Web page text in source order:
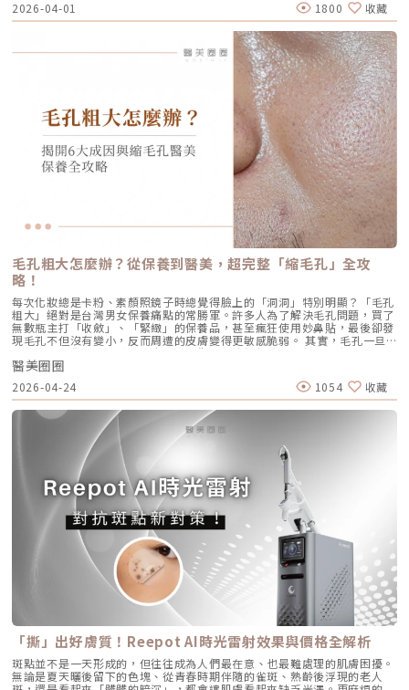
成三次療程後，可促進皮膚彈力蛋白的新生，但其成分會在體內逐漸代謝，
約在施打後28天開始減少。儘管如此，Profhilo所啟動的生物刺激作用能持
續約3個月左右。隨著時間流逝，皮膚的保濕度與細胞活化功能會逐漸降
低，肌膚質感可能回復至治療前的狀態。加上年齡增長與環境壓力，皮膚細
胞活力下降，因此建議每3至4個月進行一次補打，持續激活肌膚，維持年輕
健康。一項針對40至65歲受試者的研究顯示，接受兩次Profhilo注射（間
隔30天）後，在1個月與4個月的評估中，皮膚彈性與保濕度均有顯著提
升，且效果可維持至少4個月。受試者自我評估亦反映皺紋減少、肌膚更緊
緻，印證持續治療的重要性。（參考來源：Sparavigna et al., 2022）璞
菲洛療程前後注意事項術前： 停止服用抗凝血藥物（如阿斯匹靈、維他命
E） 治療當天避免化妝、飲酒 保持作息規律，避免熬夜與重度壓力術後：
24小時內避免按摩施打部位 三天內避免劇烈運動與三溫暖 一週內避免臉部
熱敷與刺激性護膚產品 建議加強保濕、防曬，幫助效果延長璞菲洛副作用
與風險Profhilo屬於非交聯玻尿酸，不含化學交聯劑，生物相容性極佳，副
作用相對少。常見輕微反應包括： 注射處短暫腫脹、微紅 局部輕微瘀青
（數日內可自行消退） 極少數人可能會有輕微搔癢或壓痛感，通常在數天
內緩解※ 選擇合法診所與原廠授權產品，是避免療程風險最關鍵的因素。
為什麼 Profhilo 成為新一代醫美趨勢？隨著醫美觀念的演變，越來越多人
追求自然、柔和的改善效果，不希望臉部看起來僵硬或過度膨脹。Profhilo
與傳統填充型療程最大的不同，在於它獨特的「重建」式作用。Profhilo
並非單純地填補，而是將高濃度玻尿酸均勻分布於肌膚真皮層，從底層刺激
膠原蛋白與彈力蛋白新生，啟動肌膚的自我修復能力，讓效果柔和自然，能
有效降低傳統填充物可能帶來的異物感，也更貼近肌膚自然老化的邏輯。此
外，Profhilo 完美契合了當前醫美市場「微侵入式」與「預防型保養」的
趨勢。它填補了日常保養品與侵入式手術之間的空缺，不需像肉毒桿菌那樣
限制表情，也不需要像手術拉皮那樣漫長的恢復期。對於生活忙碌、注重效
率的現代人來說，這讓它更容易被接受，成為許多人延緩老化、提升膚質的
首選。臨床案例分享以下為原廠提供的實際案例，透過Profhilo逆時針療
程，觀察治療前後肌膚狀態的變化，供大家參考了解療程效果。璞菲洛
Profhilo常見Q&AQ1：PROFHILO和水光療程有什麼差別？ 水光著重在肌
膚表層補水，讓皮膚變得水嫩透亮；而PROFHILO作用層次更深，不只補
水，還能活化膠原蛋白、彈力蛋白等細胞修復，提升整體彈性與緊緻度。它
的特點是透過穩定擴散來刺激肌膚自我修復，不靠刺激或破壞，適合想全面
改善膚況的人。Q2：可以和電波、音波等療程搭配嗎？ 可與電波、音波等
療程搭配使用，建議間隔約兩週，具體施打順序與時間需由醫師評估。電
波、音波術後可加速肌膚修復並延長效果，但需等皮膚完全降溫後再進行
Profhilo療程。施打前請務必諮詢醫師，遵從專業建議安排療程。Q3：璞
菲洛每年需要打幾次？ 一個完整療程通常包含三次施打，前兩次相隔約一
個月，第三次則可在四到六個月後進行。視個人膚況與需求，也可安排後續
加強療程，以延續效果。Q4：頸紋、手部老化也能打嗎？ 可以。Profhilo
在頸部與手背同樣有良好表現，能改善乾紋與鬆弛，是全方位肌膚重建療
程。Q5：是否適合所有膚質？ 大多數人皆可接受，但孕婦、哺乳中女性與
對玻尿酸過敏者不建議施打。Q6：哪些人適合做Profhilo？需要幾歲才能
做？Profhilo適合有初期老化、乾燥或鬆弛困擾的人，通常建議從30歲以後
就可以評估施作。特別推薦給希望改善膚況，又不想讓五官改變或產生膨脹
感的人。Q7：施打Profhilo會很痛嗎？會不會腫？需要修復期嗎？療程過
程簡單快速，使用極細針在臉部五個特定位點注射，疼痛感輕微。少數人會
有暫時性紅腫或小腫塊，通常幾小時內可自然消退，不會影響日常活動。
Q8：Profhilo成分天然嗎？會不會引起過敏？Profhilo採用高純度、非動
物來源的玻尿酸，不含常見交聯劑成分，安全性高，過敏反應發生機率非常
低，並獲得歐盟CE安全認證。Profhilo璞菲洛是突破傳統玻尿酸觀念的療
程，不以填充為主，而是提升肌膚自癒力與膚質的「逆時針保養」新選擇。
如果你渴望不影響生活的微創保養，並希望從根本改善膚質，Profhilo 絕
對值得你列入考量。在選擇療程前，務必諮詢專業醫師，評估自身膚況與適
痛，是真的嗎？」這是許多客人心中的陰影。的確，第一代美國音波因其能
量輸出極為強悍扎實，對某些痛感較敏感的客人來說確實是一大挑戰。但
Ultherapy Prime（美音二代）在 2026 年能被醫美圈推崇，關鍵就在於它
大幅優化了「舒適度」。3.1 減痛技術的優化美音二代優化了能量輸出的波
型與頻率，使熱能釋放更加穩定均勻。在臨床操作中，我發現客人的耐受度
顯著提升，不再需要像早期那樣「痛到想哭」。 見效時間：治療當下因組
織受熱收縮，會有 10-20% 的即時拉提感。真正的巔峰效果會在術後 2–3
個月，隨著膠原蛋白的大量新生，輪廓會日益清晰。 維持時間：在規律的
生活作息下，一次優良的治療效果可維持 12–18 個月。四、 蔡醫師的減齡
處方箋：美音二代的精準佈點很多診所標榜「破千條」的音波，但我始終堅
持：條數不是越多越好，精準度才是關鍵。過多的能量可能造成脂肪萎縮
（臉凹），過少則無感。在辰美學，我會根據每一位客人的臉型厚薄、鬆弛
程度，規劃專屬的能量地圖。以下是 2026 年我常用的建議處方： 施作區
更好的「精緻度」，我常會建議在音波拉提後，搭配再生針（瑞德喜）進行
外輪廓的固定，或是以「混合式填充」補足流失的骨架支撐。這種「由內拉
提、由外固定」的複合思維，才是現代抗老的趨勢。五、 2026 醫美行情與
避坑建議當妳搜尋「美國音波二代價格」時，會發現市場行情落差很大。身
為醫師，我必須提醒大家，費用背後包含的是原廠探頭成本、儀器維護、以
及最重要的「醫師的技術與判讀經驗」。 認明原廠授權：施打前請掃描儀
器與探頭 QR Code，確保非水貨或非法翻新探頭。 選擇認證醫師：音波拉
提需要精準的解剖學知識，只有受過原廠培訓的醫師，才能在「安全邊界
內」將能量發揮到極致。六、 結語：愛美，是為了成就更好的自己我常
說，醫美的意義不在於把妳變成另外一個人，而在於「找回最巔峰狀態的
妳」。看著客人在治療後，重新對鏡子裡的自己露出自信的微笑，那是我身
為醫師最大的成就感。我會運用 Ultherapy Prime 美國音波第二代的精準
技術，結合我對面部結構的美感理解，悉心守護妳每一寸肌膚的張力。如果
您也對輪廓的流失感到焦慮，或者正猶豫哪種療程最適合自己，歡迎預約來
診間，讓我們在一個放鬆、透明的環境下，一起討論出最適合您的減齡計
畫。
1726nm 波長雷射，從根源「關閉」過度活躍的皮脂腺。 這篇文章將帶你
全面深入了解 AviClear 戰痘雷射的作用原理、與傳統治療的差異、療程細
節以及真實的術後效果，幫助你評估這項抗痘黑科技是否適合自己。為什麼
痘痘總是反覆發作？看懂萬惡之源「皮脂腺」在認識 AviClear 戰痘雷射之
前，我們必須先了解痘痘（痤瘡）究竟是怎麼形成。青春痘的生成機制主要
包含四大關鍵： 皮脂分泌過盛：受到賀爾蒙、壓力、飲食或基因影響，皮
脂腺製造出過多的油脂。 毛囊角化異常：老廢角質無法正常代謝，與油脂
混合後堵塞毛孔，形成粉刺。 痤瘡桿菌增生：堵塞的無氧毛孔成為痤瘡桿
菌（C. acnes）的溫床，細菌大量繁殖。 發炎反應：細菌代謝物引發免疫
反應，導致紅腫、化膿，形成嚴重的囊腫型或膿皰型痘痘。在這四個環節
中，「皮脂分泌過盛」是啟動後續一連串災難的開關。傳統的治療方式，如
抗生素主要針對殺菌；外用酸類主要針對去角質。唯有口服 A 酸能夠有效抑
制皮脂腺分泌，這也是為什麼口服 A 酸過去被視為治療嚴重痘痘的終極武
器。然而，口服 A 酸伴隨著全身性的副作用。而 AviClear 戰痘雷射的誕
生，就是為了一次解決這個痛點：我們能不能在不吃藥的情況下，精準且長
效地控制皮脂腺？什麼是 AviClear 戰痘雷射？解密 1726nm 的物理奇蹟
AviClear 戰痘雷射是一台利用特定波長光能來治療痤瘡的醫療儀器。它的核
心技術在於突破性的1726nm 波長雷射。1. 為什麼是 1726nm 波長？「專
吃油脂」的標靶治療在雷射醫學中，不同的波長會被不同的目標物（如黑色
素、血紅素、水分）吸收。1726nm 這個波長非常特殊，它在人體組織
中，被皮脂（油脂）吸收的效率，大約是被水分吸收的 2 倍。當 AviClear
的雷射光束打入真皮層時，能量會精準地被富含油脂的「皮脂腺」大量吸
收，進而產生熱能。這些熱能會破壞過度活躍的皮脂腺細胞，變得萎縮、分
泌量大幅下降。當沒有過多的油脂，毛孔就不易堵塞，痤瘡桿菌也失去了生
存的養分，痘痘自然就失去了生長的溫床。2. AviCool™ 藍寶石冷卻系統：
保護表皮，大幅提升舒適度既然要用熱能破壞深層的皮脂腺，表皮會不會被
燙傷？這正是 AviClear 的另一項核心專利。機器配備了專屬的 AviCool™
藍寶石接觸式冷卻系統。在雷射擊發前、擊發中與擊發後，冷卻系統會持續
將表皮溫度維持在安全的低溫狀態。這不僅能防止表皮熱傷害、避免術後反
黑，更大幅降低了療程中的痛感，讓患者在不需要敷麻藥的情況下（視個人
耐受度而定），也能順利完成治療。AviClear 戰痘雷射 vs. 藍雷射與傳統療
法：抗痘金大PK過去我們面對嚴重的青春痘，「吞口服A酸」幾乎是唯一的
終極解方。然而，隨著光電科技的突破，現代的醫美抗痘已經邁入了「精準
破壞皮脂腺」的新紀元。目前市面上討論度最高的兩大抗痘黑科技，分別是
AviClear 戰痘雷射與 CAPRI 藍雷射。雖然兩者都主打不吃藥、從根源控
油，但在波長與作用機制上卻有著根本的差異。我們該如何選擇？它們與傳
統的口服A酸又有什麼不同？以下為您全面解析。頂尖對決：AviClear 戰痘
雷射 vs. CAPRI 藍雷射這兩款都是目前熱門的無藥物抗痘雷射，雖然目標一
致，但「作戰策略」卻截然不同：1. AviClear 戰痘雷射（1726nm）：專
注皮脂腺的「源頭阻斷」作用原理：搭載專利 1726nm 波長，具備極高的
「油脂專一性」，能穿透皮膚精準鎖定並加熱肥大的皮脂腺，使其萎縮。核
心強項：直接從源頭切斷出油量並破壞痘痘的生長環境，主打極長效的抗痘
與控油效果，非常適合追求長期穩定膚況、不想依賴藥物的人。2. CAPRI
藍雷射（1450nm + 450nm）：控油＋殺菌的「雙效複合」作用原理：結
合 1450nm 的熱能來縮減皮脂腺（控油），同時搭配 450nm 藍光直接消
滅表皮的痤瘡桿菌（殺菌）。核心強項：雙管齊下，對於臉上正在急性發
炎、紅腫的痘痘，具有極佳的立即退紅與消炎效果，適合需要快速壓制大面
積發炎的患者。3. 傳統終極武器：口服A酸（Isotretinoin）作用原理：屬
於全身性的系統性治療。它能全面抑制皮脂腺分泌、使皮脂腺萎縮，同時促
進毛囊正常角化，並大幅減少發炎反應與痤瘡桿菌增生。核心強項：能夠一
次打擊痘痘的四大成因，對於嚴重型、結節囊腫型痘痘，或是對其他治療
（包含抗生素、外用藥膏）無效的頑固型痘痘，具有極高的治癒率與長效
性。需注意事項：伴隨較明顯的副作用，最常見包含嘴唇乾裂、皮膚乾燥脫
2026-04-01 1800 收藏
毛孔粗大怎麼辦？從保養到醫美，超完整「縮毛孔」全攻
略！
每次化妝總是卡粉、素顏照鏡子時總覺得臉上的「洞洞」特別明顯？「毛孔
粗大」絕對是台灣男女保養痛點的常勝軍。許多人為了解決毛孔問題，買了
無數瓶主打「收斂」、「緊緻」的保養品，甚至瘋狂使用妙鼻貼，最後卻發
現毛孔不但沒有變小，反而周遭的皮膚變得更敏感脆弱。 其實，毛孔一旦
被撐大，就像是被撐鬆的橡皮筋，光靠日常塗抹保養品是很難「完全逆轉」
的。想要有效改善毛孔粗大，我們必須先搞懂你的毛孔是哪一種「型」，才
能對症下藥！這篇文章將帶你從日常保養到專業醫美療程，全面拯救毛孔粗
大的終極對策。為什麼我的毛孔會變大？揭開毛孔粗大的 6大元兇在探討怎
麼解決之前，我們得先抓出讓毛孔變大的罪魁禍首。毛孔粗大絕對不是單一
原因造成的，通常是以下幾個因素交織而成的結果：1. 【油脂型毛孔】：中
東油田的擴建工程毛孔是皮脂排出的主要通道。當你的皮脂腺天生比較發
達，或是受到氣溫升高、荷爾蒙波動、常吃高油高糖食物影響，導致出油量
大增時，通道就會被迫「擴建」來排出這些大量油脂。2. 【角質型毛孔】：
通道堵塞引發的連鎖反應健康的肌膚會自然代謝老廢角質，但如果代謝異
常，這些廢棄角質就會和皮脂、空氣中的髒污混合在一起，死死地堵塞在毛
孔開口。久而久之，毛孔就像被塞了軟木塞一樣，被越撐越大。3. 【老化型
毛孔】：膠原蛋白流失的初老警報真皮層中的「膠原蛋白」和「彈力蛋白」
就像是撐起毛孔的堅固地基。隨著年齡增長，或是長期不防曬導致的「光老
化」，地基流失、失去支撐力，毛孔邊緣的肌膚就會順著地心引力往下垂。
4. 【缺水型毛孔】：肌膚乾旱造成的表面危機這點常被許多人忽略！當角質
層極度缺水時，毛孔周圍的表皮細胞會像失去水分的蘋果一樣乾癟、萎縮，
無法飽滿排列。在細胞與細胞之間的縫隙變大之下，視覺上毛孔就顯得非常
明顯。5. 【疤痕型毛孔】：手癢硬擠留下的歷史遺跡嚴格來說這已經是「痘
疤」的範疇。過去長了嚴重的發炎性青春痘，或是手癢過度暴力擠壓，導致
真皮層組織嚴重受損。在傷口修復的過程中產生了纖維化拉扯，最終形成不
可逆的凹洞。6. 【蟎蟲型毛孔】：隱形的微小房客在作怪我們的臉上本來就
有共生的「蠕形蟎蟲」，但當免疫力下降、皮脂分泌失衡，或是過度清潔破
壞皮脂膜時，蟎蟲就會大量異常繁殖。牠們會啃食皮脂、進出毛囊，蟲體的
排泄物與屍體會引發毛囊發炎，進而把毛孔撐大。如何從日常居家保養穩住
毛孔不失控？雖然保養品無法讓已經擴大的毛孔完全「縮回」，但正確的居
家保養，能幫助控制毛孔不再進一步擴張，並改善整體膚質的平滑度。1. 溫
醫美圈圈
2026-04-24 1054 收藏
「撕」出好膚質！Reepot AI時光雷射效果與價格全解析
斑點並不是一天形成的，但往往成為人們最在意、也最難處理的肌膚困擾。
無論是夏天曬後留下的色塊、從青春時期伴隨的雀斑、熟齡後浮現的老人